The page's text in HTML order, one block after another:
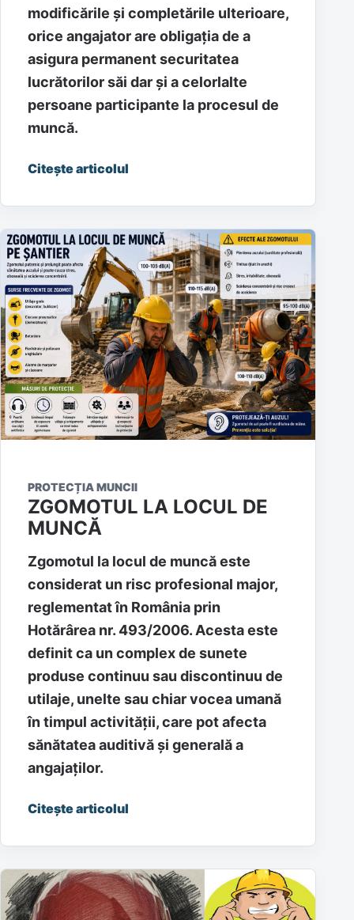
modificările și completările ulterioare,
orice angajator are obligația de a
asigura permanent securitatea
lucrătorilor săi dar și a celorlalte
persoane participante la procesul de
muncă.
Citește articolul
PROTECȚIA MUNCII
ZGOMOTUL LA LOCUL DE
MUNCĂ
Zgomotul la locul de muncă este
considerat un risc profesional major,
reglementat în România prin
Hotărârea nr. 493/2006. Acesta este
definit ca un complex de sunete
produse continuu sau discontinuu de
utilaje, unelte sau chiar vocea umană
în timpul activității, care pot afecta
sănătatea auditivă și generală a
angajaților.
Citește articolul